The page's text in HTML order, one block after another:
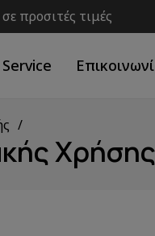
προσιτές τιμές
Service
Χρήσης